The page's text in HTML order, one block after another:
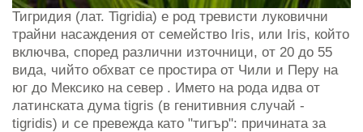
Тигридия (лат. Tigridia) е род тревисти луковични
трайни насаждения от семейство Iris, или Iris, който
включва, според различни източници, от 20 до 55
вида, чийто обхват се простира от Чили и Перу на
юг до Мексико на север . Името на рода идва от
латинската дума tigris (в генитивния случай -
tigridis) и се превежда като "тигър": причината за